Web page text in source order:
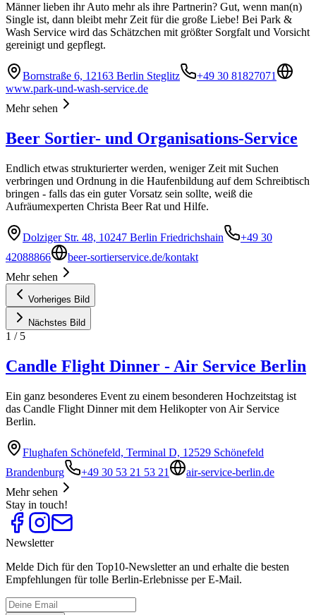
Männer lieben ihr Auto mehr als ihre Partnerin? Gut, wenn man(n)
Single ist, dann bleibt mehr Zeit für die große Liebe! Bei Park &
Wash Service wird das Schätzchen mit größter Sorgfalt und Vorsicht
gereinigt und gepflegt.
Bornstraße 6, 12163 Berlin Steglitz
+49 30 81827071
www.park-und-wash-service.de
Mehr sehen
Beer Sortier- und Organisations-Service
Endlich etwas strukturierter werden, weniger Zeit mit Suchen
verbringen und Ordnung in die Haufenbildung auf dem Schreibtisch
bringen - falls das ein guter Vorsatz sein sollte, weiß die
Aufräumexperten Christa Beer Rat und Hilfe.
Dolziger Str. 48, 10247 Berlin Friedrichshain
+49 30
42088866
beer-sortierservice.de/kontakt
Mehr sehen
Vorheriges Bild
Nächstes Bild
1 / 5
Candle Flight Dinner - Air Service Berlin
Ein ganz besonderes Event zu einem besonderen Hochzeitstag ist
das Candle Flight Dinner mit dem Helikopter von Air Service
Berlin.
Flughafen Schönefeld, Terminal D, 12529 Schönefeld
Brandenburg
+49 30 53 21 53 21
air-service-berlin.de
Mehr sehen
Stay in touch!
Newsletter
Melde Dich für den Top10-Newsletter an und erhalte die besten
Empfehlungen für tolle Berlin-Erlebnisse per E-Mail.